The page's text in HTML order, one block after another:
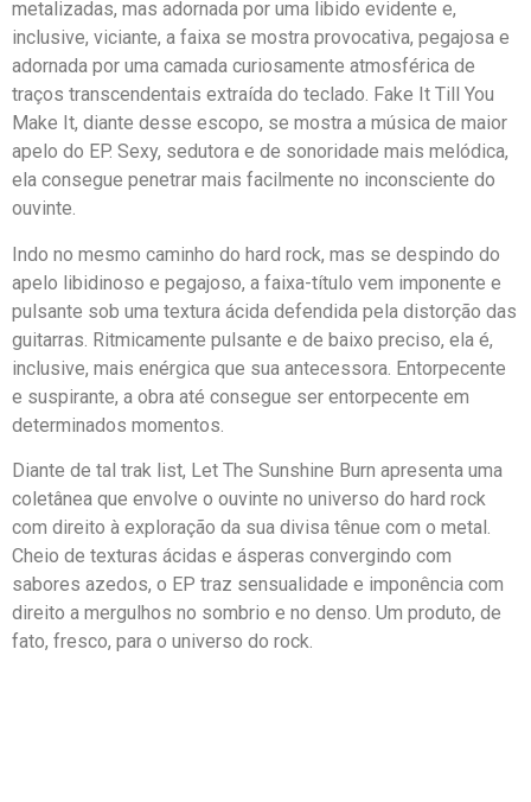
metalizadas, mas adornada por uma libido evidente e,
inclusive, viciante, a faixa se mostra provocativa, pegajosa e
adornada por uma camada curiosamente atmosférica de
traços transcendentais extraída do teclado. Fake It Till You
Make It, diante desse escopo, se mostra a música de maior
apelo do EP. Sexy, sedutora e de sonoridade mais melódica,
ela consegue penetrar mais facilmente no inconsciente do
ouvinte.
Indo no mesmo caminho do hard rock, mas se despindo do
apelo libidinoso e pegajoso, a faixa-título vem imponente e
pulsante sob uma textura ácida defendida pela distorção das
guitarras. Ritmicamente pulsante e de baixo preciso, ela é,
inclusive, mais enérgica que sua antecessora. Entorpecente
e suspirante, a obra até consegue ser entorpecente em
determinados momentos.
Diante de tal trak list, Let The Sunshine Burn apresenta uma
coletânea que envolve o ouvinte no universo do hard rock
com direito à exploração da sua divisa tênue com o metal.
Cheio de texturas ácidas e ásperas convergindo com
sabores azedos, o EP traz sensualidade e imponência com
direito a mergulhos no sombrio e no denso. Um produto, de
fato, fresco, para o universo do rock.